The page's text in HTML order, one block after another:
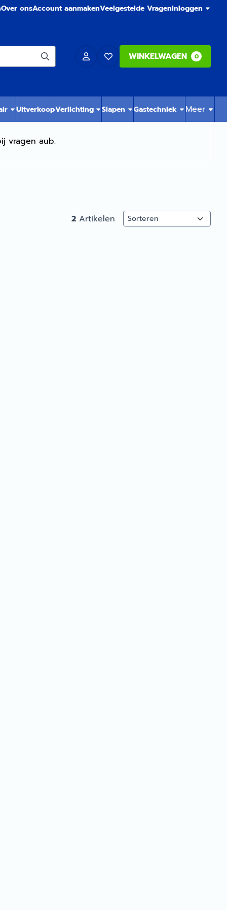
Over onsAccount aanmakenVeelgestelde VragenInloggen
WINKELWAGEN 0
UitverkoopVerlichting Slapen Gastechniek Meer
vragen aub.
2 Artikelen Sorteermethode